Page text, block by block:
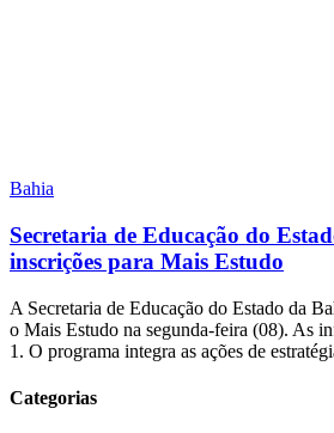
Bahia
Secretaria de Educação do
inscrições para Mais Estudo
A Secretaria de Educação do Estado da
o Mais Estudo na segunda-feira (08). As
1. O programa integra as ações de
Categorias